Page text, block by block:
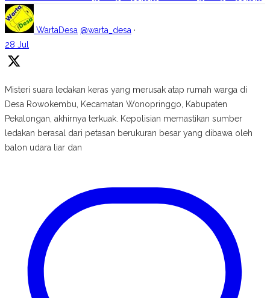
WartaDesa @warta_desa ·
28 Jul
Misteri suara ledakan keras yang merusak atap rumah warga di
Desa Rowokembu, Kecamatan Wonopringgo, Kabupaten
Pekalongan, akhirnya terkuak. Kepolisian memastikan sumber
ledakan berasal dari petasan berukuran besar yang dibawa oleh
balon udara liar dan